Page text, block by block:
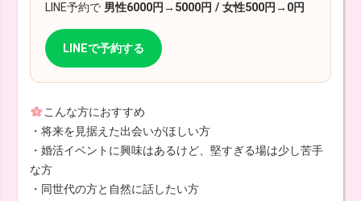
LINE予約で 男性6000円→5000円 / 女性500円→0円
LINEで予約する
こんな方におすすめ
・将来を見据えた出会いがほしい方
・婚活イベントに興味はあるけど、堅すぎる場は少し苦手
な方
・同世代の方と自然に話したい方